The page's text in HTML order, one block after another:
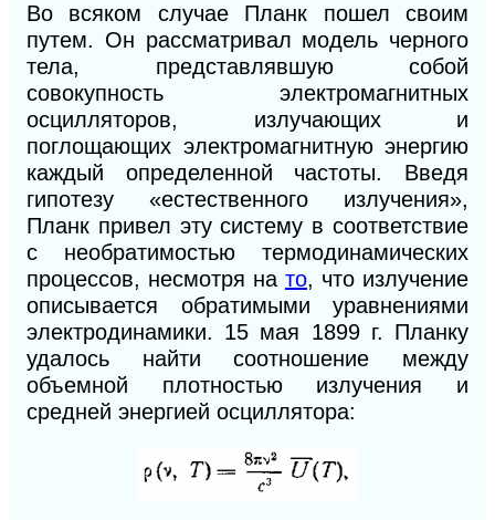
Во всяком случае Планк пошел своим
путем. Он рассматривал модель черного
тела, представлявшую собой
совокупность электромагнитных
осцилляторов, излучающих и
поглощающих электромагнитную энергию
каждый определенной частоты. Введя
гипотезу «естественного излучения»,
Планк привел эту систему в соответствие
с необратимостью термодинамических
процессов, несмотря на то, что излучение
описывается обратимыми уравнениями
электродинамики. 15 мая 1899 г. Планку
удалось найти соотношение между
объемной плотностью излучения и
средней энергией осциллятора: